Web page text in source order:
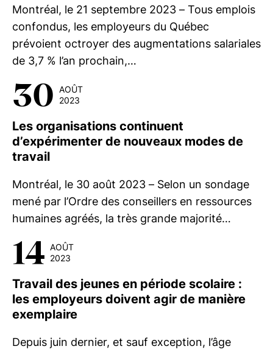
Montréal, le 21 septembre 2023 – Tous emplois
confondus, les employeurs du Québec
prévoient octroyer des augmentations salariales
de 3,7 % l’an prochain,…
30 AOÛT
2023
Les organisations continuent
d’expérimenter de nouveaux modes de
travail
Montréal, le 30 août 2023 – Selon un sondage
mené par l’Ordre des conseillers en ressources
humaines agréés, la très grande majorité…
14 AOÛT
2023
Travail des jeunes en période scolaire :
les employeurs doivent agir de manière
exemplaire
Depuis juin dernier, et sauf exception, l’âge